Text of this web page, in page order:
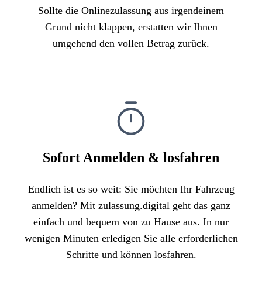
Sollte die Onlinezulassung aus irgendeinem
Grund nicht klappen, erstatten wir Ihnen
umgehend den vollen Betrag zurück.
Sofort Anmelden & losfahren
Endlich ist es so weit: Sie möchten Ihr Fahrzeug
anmelden? Mit zulassung.digital geht das ganz
einfach und bequem von zu Hause aus. In nur
wenigen Minuten erledigen Sie alle erforderlichen
Schritte und können losfahren.